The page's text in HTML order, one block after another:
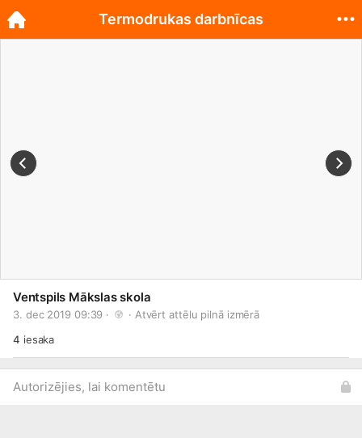
Ventspils Mākslas skola
3. dec 2019 09:39 · · Atvērt attēlu pilnā izmērā
4 iesaka
Autorizējies, lai komentētu
Termodrukas darbnīcas